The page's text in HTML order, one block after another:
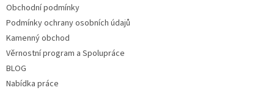
Obchodní podmínky
Podmínky ochrany osobních údajů
Kamenný obchod
Věrnostní program a Spolupráce
BLOG
Nabídka práce